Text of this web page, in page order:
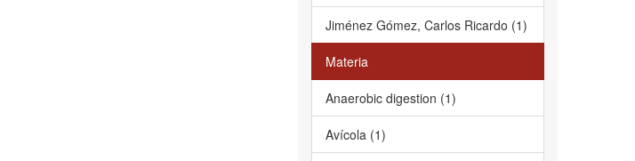
Jiménez Gómez, Carlos Ricardo (1)
Materia
Anaerobic digestion (1)
Avícola (1)